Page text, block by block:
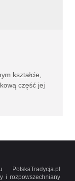
kształcie,
część jej
i rozpowszechniany